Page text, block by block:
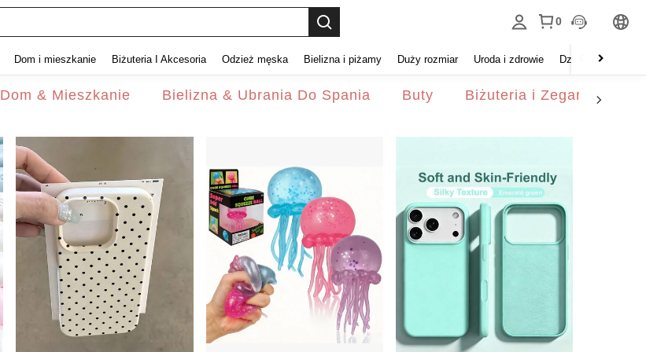
0
Dom i mieszkanie Biżuteria I Akcesoria Odzież męska Bielizna i piżamy Duży rozmiar Uroda i zdrowie Dzieci
Dom & Mieszkanie Bielizna & Ubrania Do Spania Buty Biżuteria i Zegarki